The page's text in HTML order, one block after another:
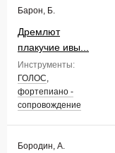
Барон, Б.
Дремлют
плакучие ивы...
Инструменты:
ГОЛОС,
фортепиано -
сопровождение
Бородин, А.